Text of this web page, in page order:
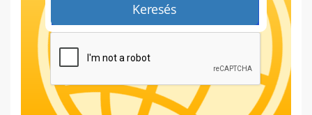
Keresés